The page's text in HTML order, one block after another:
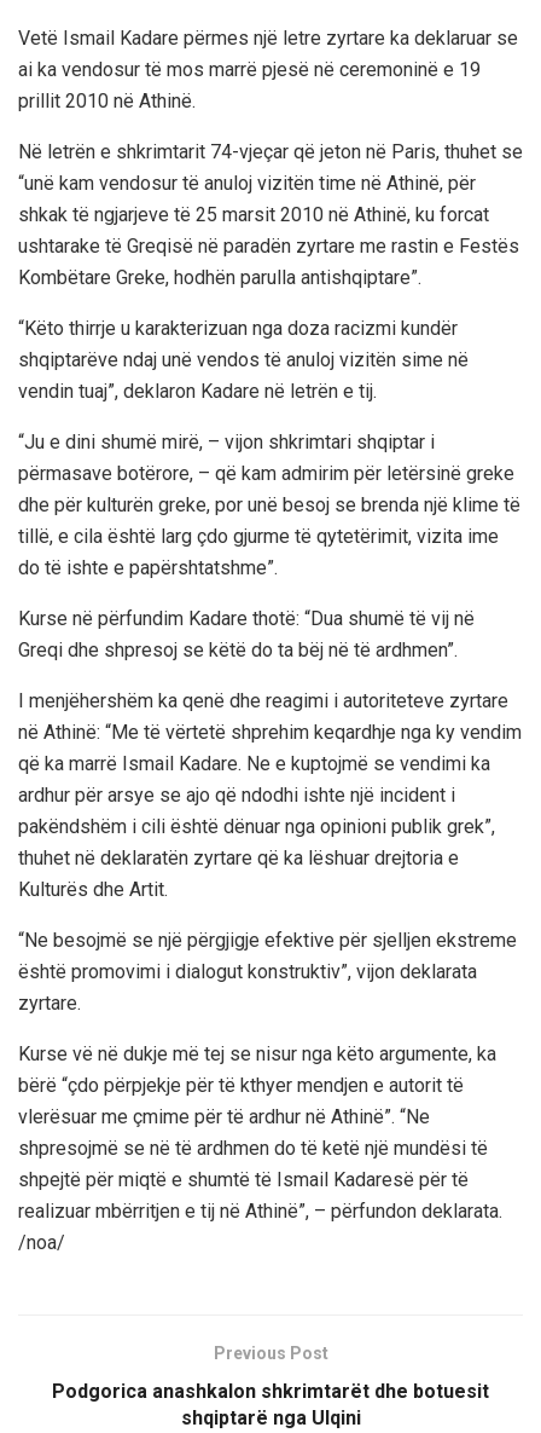
Vetë Ismail Kadare përmes një letre zyrtare ka deklaruar se
ai ka vendosur të mos marrë pjesë në ceremoninë e 19
prillit 2010 në Athinë.
Në letrën e shkrimtarit 74-vjeçar që jeton në Paris, thuhet se
“unë kam vendosur të anuloj vizitën time në Athinë, për
shkak të ngjarjeve të 25 marsit 2010 në Athinë, ku forcat
ushtarake të Greqisë në paradën zyrtare me rastin e Festës
Kombëtare Greke, hodhën parulla antishqiptare”.
“Këto thirrje u karakterizuan nga doza racizmi kundër
shqiptarëve ndaj unë vendos të anuloj vizitën sime në
vendin tuaj”, deklaron Kadare në letrën e tij.
“Ju e dini shumë mirë, – vijon shkrimtari shqiptar i
përmasave botërore, – që kam admirim për letërsinë greke
dhe për kulturën greke, por unë besoj se brenda një klime të
tillë, e cila është larg çdo gjurme të qytetërimit, vizita ime
do të ishte e papërshtatshme”.
Kurse në përfundim Kadare thotë: “Dua shumë të vij në
Greqi dhe shpresoj se këtë do ta bëj në të ardhmen”.
I menjëhershëm ka qenë dhe reagimi i autoriteteve zyrtare
në Athinë: “Me të vërtetë shprehim keqardhje nga ky vendim
që ka marrë Ismail Kadare. Ne e kuptojmë se vendimi ka
ardhur për arsye se ajo që ndodhi ishte një incident i
pakëndshëm i cili është dënuar nga opinioni publik grek”,
thuhet në deklaratën zyrtare që ka lëshuar drejtoria e
Kulturës dhe Artit.
“Ne besojmë se një përgjigje efektive për sjelljen ekstreme
është promovimi i dialogut konstruktiv”, vijon deklarata
zyrtare.
Kurse vë në dukje më tej se nisur nga këto argumente, ka
bërë “çdo përpjekje për të kthyer mendjen e autorit të
vlerësuar me çmime për të ardhur në Athinë”. “Ne
shpresojmë se në të ardhmen do të ketë një mundësi të
shpejtë për miqtë e shumtë të Ismail Kadaresë për të
realizuar mbërritjen e tij në Athinë”, – përfundon deklarata.
/noa/
Previous Post
Podgorica anashkalon shkrimtarët dhe botuesit
shqiptarë nga Ulqini